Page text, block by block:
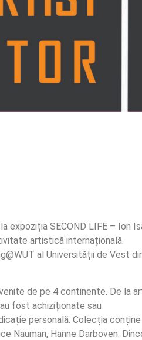
expoziția SECOND LIFE – Ion
artistică internațională.
al Universității de Vest
de pe 4 continente. De la
fost achiziționate sau
personală. Colecția
Nauman, Hanne Darboven.